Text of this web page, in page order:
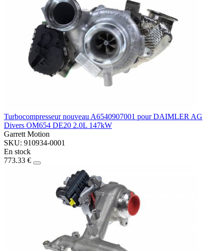
Turbocompresseur nouveau A6540907001 pour DAIMLER AG
Divers OM654 DE20 2.0L 147kW
Garrett Motion
SKU: 910934-0001
En stock
773.33 €